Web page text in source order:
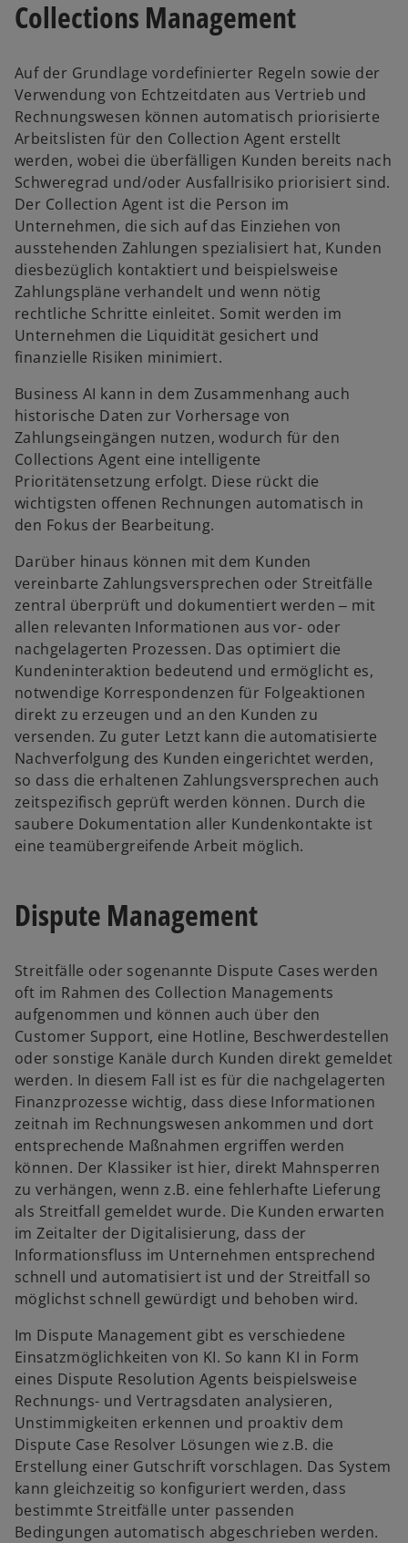
Collections Management
Auf der Grundlage vordefinierter Regeln sowie der
Verwendung von Echtzeitdaten aus Vertrieb und
Rechnungswesen können automatisch priorisierte
Arbeitslisten für den Collection Agent erstellt
werden, wobei die überfälligen Kunden bereits nach
Schweregrad und/oder Ausfallrisiko priorisiert sind.
Der Collection Agent ist die Person im
Unternehmen, die sich auf das Einziehen von
ausstehenden Zahlungen spezialisiert hat, Kunden
diesbezüglich kontaktiert und beispielsweise
Zahlungspläne verhandelt und wenn nötig
rechtliche Schritte einleitet. Somit werden im
Unternehmen die Liquidität gesichert und
finanzielle Risiken minimiert.
Business AI kann in dem Zusammenhang auch
historische Daten zur Vorhersage von
Zahlungseingängen nutzen, wodurch für den
Collections Agent eine intelligente
Prioritätensetzung erfolgt. Diese rückt die
wichtigsten offenen Rechnungen automatisch in
den Fokus der Bearbeitung.
Darüber hinaus können mit dem Kunden
vereinbarte Zahlungsversprechen oder Streitfälle
zentral überprüft und dokumentiert werden ‒ mit
allen relevanten Informationen aus vor- oder
nachgelagerten Prozessen. Das optimiert die
Kundeninteraktion bedeutend und ermöglicht es,
notwendige Korrespondenzen für Folgeaktionen
direkt zu erzeugen und an den Kunden zu
versenden. Zu guter Letzt kann die automatisierte
Nachverfolgung des Kunden eingerichtet werden,
so dass die erhaltenen Zahlungsversprechen auch
zeitspezifisch geprüft werden können. Durch die
saubere Dokumentation aller Kundenkontakte ist
eine teamübergreifende Arbeit möglich.
Dispute Management
Streitfälle oder sogenannte Dispute Cases werden
oft im Rahmen des Collection Managements
aufgenommen und können auch über den
Customer Support, eine Hotline, Beschwerdestellen
oder sonstige Kanäle durch Kunden direkt gemeldet
werden. In diesem Fall ist es für die nachgelagerten
Finanzprozesse wichtig, dass diese Informationen
zeitnah im Rechnungswesen ankommen und dort
entsprechende Maßnahmen ergriffen werden
können. Der Klassiker ist hier, direkt Mahnsperren
zu verhängen, wenn z.B. eine fehlerhafte Lieferung
als Streitfall gemeldet wurde. Die Kunden erwarten
im Zeitalter der Digitalisierung, dass der
Informationsfluss im Unternehmen entsprechend
schnell und automatisiert ist und der Streitfall so
möglichst schnell gewürdigt und behoben wird.
Im Dispute Management gibt es verschiedene
Einsatzmöglichkeiten von KI. So kann KI in Form
eines Dispute Resolution Agents beispielsweise
Rechnungs- und Vertragsdaten analysieren,
Unstimmigkeiten erkennen und proaktiv dem
Dispute Case Resolver Lösungen wie z.B. die
Erstellung einer Gutschrift vorschlagen. Das System
kann gleichzeitig so konfiguriert werden, dass
bestimmte Streitfälle unter passenden
Bedingungen automatisch abgeschrieben werden.